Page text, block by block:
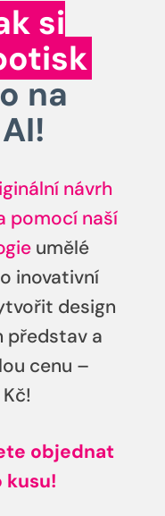
si
na
návrh
pomocí naší
umělé
inovativní
design
představ a
cenu –
objednat
kusu!